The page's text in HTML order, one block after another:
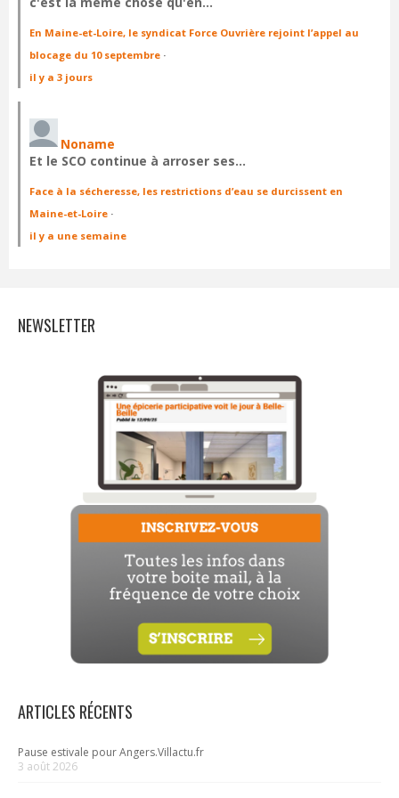
En Maine-et-Loire, le syndicat Force Ouvrière rejoint l’appel au
blocage du 10 septembre ·
il y a 3 jours
Noname
Et le SCO continue à arroser ses…
Face à la sécheresse, les restrictions d’eau se durcissent en
Maine-et-Loire ·
il y a une semaine
NEWSLETTER
ARTICLES RÉCENTS
Pause estivale pour Angers.Villactu.fr
3 août 2026